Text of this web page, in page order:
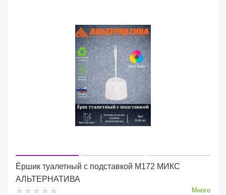
Ёршик туалетный с подставкой М172 МИКС
АЛЬТЕРНАТИВА
Много